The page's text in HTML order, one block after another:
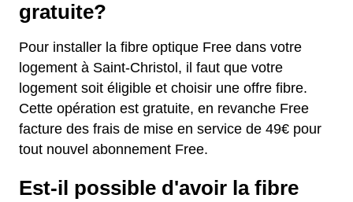
gratuite?
Pour installer la fibre optique Free dans votre
logement à Saint-Christol, il faut que votre
logement soit éligible et choisir une offre fibre.
Cette opération est gratuite, en revanche Free
facture des frais de mise en service de 49€ pour
tout nouvel abonnement Free.
Est-il possible d'avoir la fibre